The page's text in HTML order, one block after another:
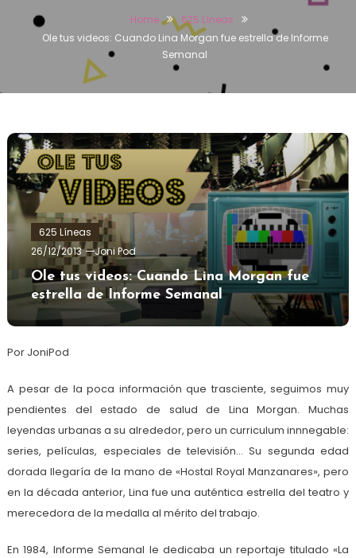
Home
625 Líneas
Ole tus videos: Cuando Lina Morgan fue estrella de Informe
Semanal
625 Líneas
26/12/2013
Joni Pod
Ole tus videos: Cuando Lina Morgan fue
estrella de Informe Semanal
Por JoniPod
A pesar de la poca información que trasciente, seguimos muy
pendientes del estado de salud de Lina Morgan. Muchas
leyendas urbanas a su alrededor, pero un curriculum innnegable:
series, películas, especiales de televisión… Su segunda edad
dorada llegaría de la mano de «Hostal Royal Manzanares», pero
en la década anterior, Lina fue una auténtica estrella del teatro y
merecedora de la medalla al mérito del trabajo.
En 1984, Informe Semanal le dedicaba un reportaje titulado «La